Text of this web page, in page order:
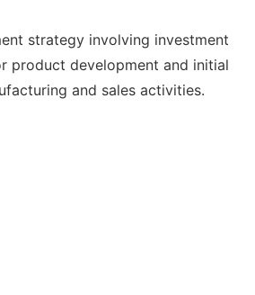
strategy involving investment
product development and initial
and sales activities.